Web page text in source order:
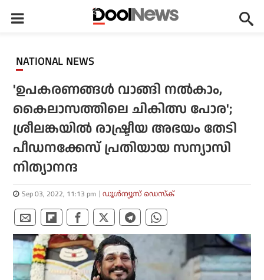
NATIONAL NEWS
'ഉപകരണങ്ങള്‍ വാങ്ങി നല്‍കാം,
കൈലാസത്തിലെ ചികിത്സ പോര';
ശ്രീലങ്കയില്‍ രാഷ്ട്രീയ അഭയം തേടി
പീഡനക്കേസ് പ്രതിയായ സന്യാസി
നിത്യാനന്ദ
Sep 03, 2022, 11:13 pm ഡൂള്‍ന്യൂസ് ഡെസ്‌ക്